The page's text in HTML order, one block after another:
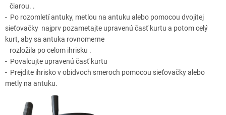
čiarou. .
- Po rozomletí antuky, metlou na antuku alebo pomocou dvojitej
sieťovačky najprv pozametajte upravenú časť kurtu a potom celý
kurt, aby sa antuka rovnomerne
rozložila po celom ihrisku .
- Povalcujte upravenú časť kurtu
- Prejdite ihrisko v obidvoch smeroch pomocou sieťovačky alebo
metly na antuku.